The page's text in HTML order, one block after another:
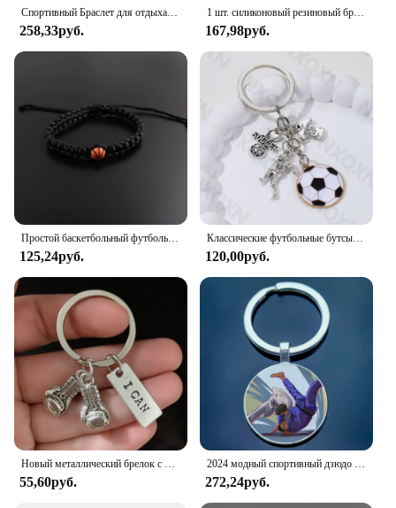
impress.
Спортивный Браслет для отдыха полосатый резиновый браслет аксессуары из нержавеющей стали модные Парные браслеты ювелирные изделия
258,33руб.
1 шт. силиконовый резиновый браслет с флагом Сирия спортивный браслет для женщин и мужчин специальный подарок для влюбленных
167,98руб.
Простой баскетбольный футбольный браслет ручной работы для женщин и мужчин, спортивный стиль, регулируемый размер, аксессуары для рук, модные ювелирные изделия, подарки
125,24руб.
Классические футбольные бутсы для спортсменов, брелок из эмалированного сплава, простой спортивный брелок для ключей для женщин и мужчин, ювелирные изделия ручной работы с изображением футбольных друзей
120,00руб.
55,60руб. 272,24руб.